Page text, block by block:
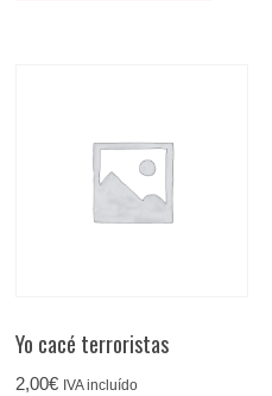
Yo cacé terroristas
2,00€ IVA incluído